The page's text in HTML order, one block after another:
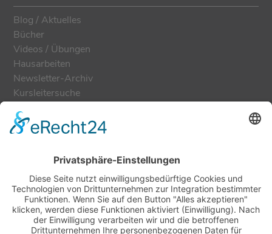
Blog / Aktuelles
Bücher
Videos / Übungen
Hausarbeiten
Newsletter-Archiv
Kursleitersuche
Formulare
Teilnahmebedingungen
NEWSLETTER
Für unseren monatlichen Newsletter trage Deine E-Mail-